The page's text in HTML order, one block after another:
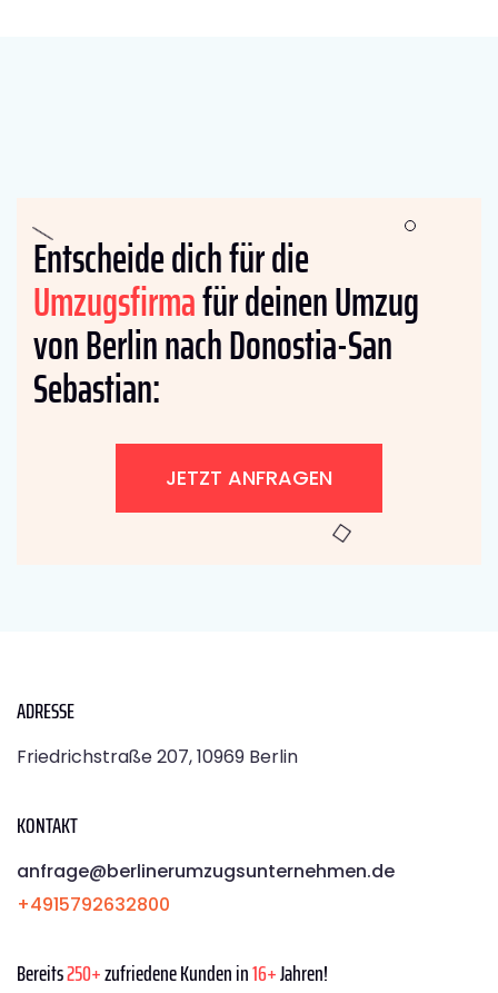
Entscheide dich für die
Umzugsfirmafür deinen Umzug
von Berlin nach Donostia-San
Sebastian:
JETZT ANFRAGEN
ADRESSE
Friedrichstraße 207, 10969 Berlin
KONTAKT
anfrage@berlinerumzugsunternehmen.de
+4915792632800
Bereits250+zufriedene Kunden in16+Jahren!